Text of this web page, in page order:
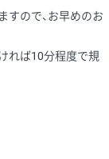
すので、お早めのお
れば10分程度で規